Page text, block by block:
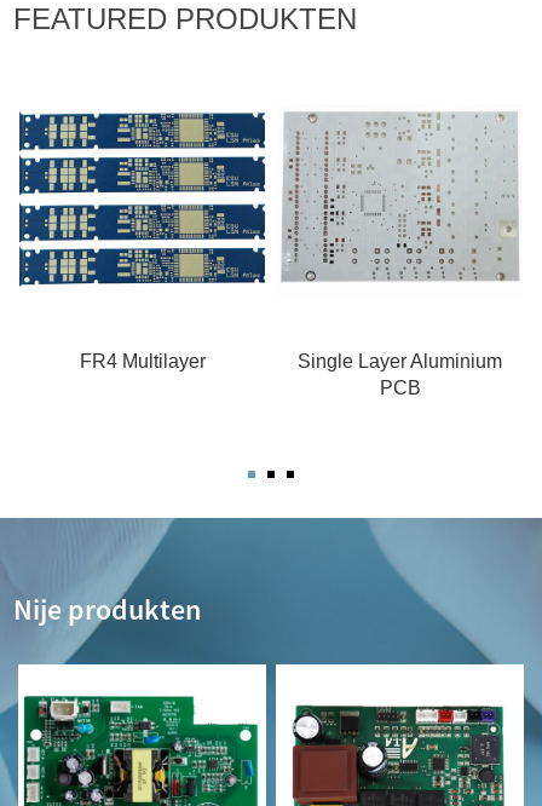
FEATURED PRODUKTEN
FR4 Multilayer
Single Layer Aluminium
PCB
Nije produkten